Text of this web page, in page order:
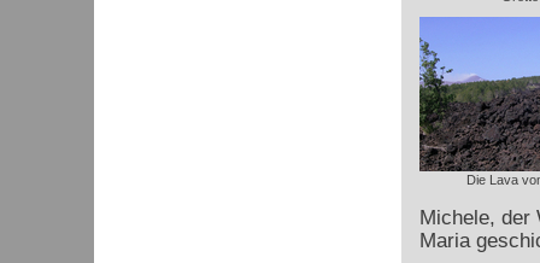
Die Lava
Michele, der
Maria